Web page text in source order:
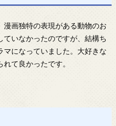
画独特の表現がある動物のお
いなかったのですが、結構ち
マになっていました。大好きな
て良かったです。